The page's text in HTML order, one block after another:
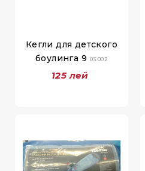
Кегли для детского
боулинга 9 03.002
125 лей